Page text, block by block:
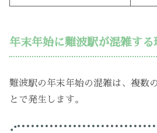
年末年始に難波駅が混雑する
難波駅の年末年始の混雑は、複数
とで発生します。